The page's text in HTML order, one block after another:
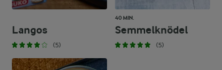
Langos
(5)
40 MIN.
Semmelknödel
(5)